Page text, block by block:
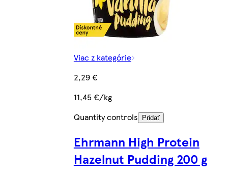
Viac z kategórie
2,29 €
11,45 €/kg
Quantity controls
Pridať
Ehrmann High Protein
Hazelnut Pudding 200 g